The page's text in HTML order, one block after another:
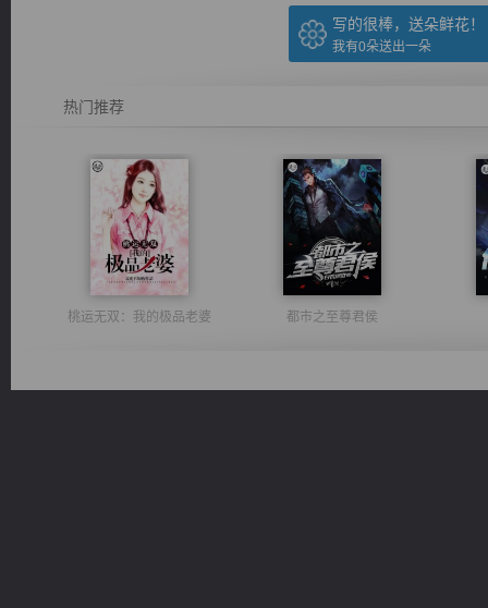
写的很棒，送朵鲜花！
我有0朵送出一朵
热门推荐
桃运无双：我的极品老婆 都市之至尊君侯